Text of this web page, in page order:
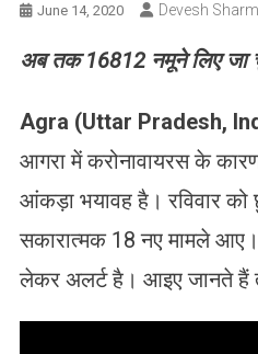
June 14, 2020 Devesh
अब तक 16812नमूने लिए जा
Agra (Uttar Pradesh,
आगरा में करोनावायरस के
आंकड़ा भयावह है। रविवार को
सकारात्मक 18 नए मामले
लेकर अलर्ट है। आइए जानते हैं